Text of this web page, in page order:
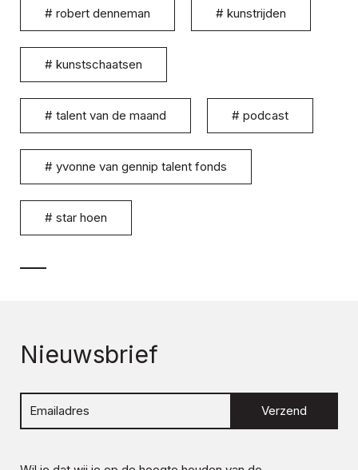
# robert denneman # kunstrijden
# kunstschaatsen
# talent van de maand # podcast
# yvonne van gennip talent fonds
# star hoen
Nieuwsbrief
Verzend